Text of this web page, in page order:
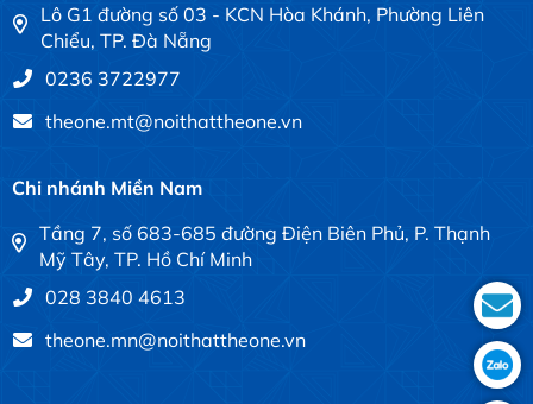
Lô G1 đường số 03 - KCN Hòa Khánh, Phường Liên
Chiểu, TP. Đà Nẵng
0236 3722977
theone.mt@noithattheone.vn
Chi nhánh Miền Nam
Tầng 7, số 683-685 đường Điện Biên Phủ, P. Thạnh
Mỹ Tây, TP. Hồ Chí Minh
028 3840 4613
theone.mn@noithattheone.vn